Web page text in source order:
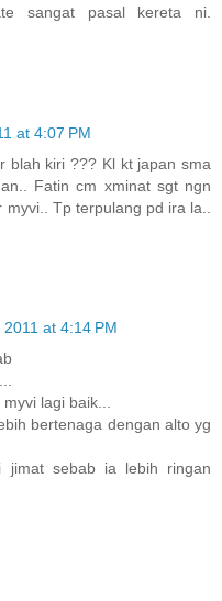
sangat pasal kereta ni.
at 4:07 PM
blah kiri ??? Kl kt japan sma
Fatin cm xminat sgt ngn
Tp terpulang pd ira la..
at 4:14 PM
lagi baik...
bertenaga dengan alto yg
jimat sebab ia lebih ringan